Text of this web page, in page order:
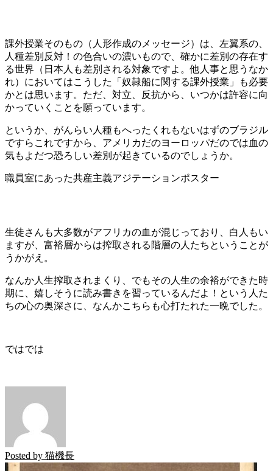
課外授業そのもの（人形作成のメッセージ）は、左翼系の、
人種差別反対！の色合いの濃いもので、確かに差別の存在す
る世界（日本人も差別される対象ですよ。他人事と思うなか
れ）においてはこうした「奴隷船に関する課外授業」も必要
かとは思います。ただ、対立、反抗から、いつかは許容に向
かっていくことを願っています。
というか、がんらい人種もへったくれもないはずのブラジル
ですらこれですから、アメリカだのヨーロッパだのでは血の
気もよだつ恐ろしい差別が起きているのでしょうか。
職員室にあった共産主義アジテーションポスター
生徒さんも大多数がアフリカの血が混じっており、白人もい
ますが、富裕層からは搾取される階層の人たちということが
うかがえ。
なんか人生搾取されまくり、でもその人生の余裕ができた時
期に、嬉しそうに読み書きを習っているんだよ！という人た
ちの心の奥深さに、なんかこちらも心打たれた一晩でした。
ではでは
Posted by 猫機長